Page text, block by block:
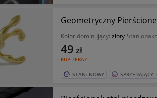
Geometryczny
Kolor dominujący: złoty Stan
KUP TERAZ
49 zł
STAN: NOWY